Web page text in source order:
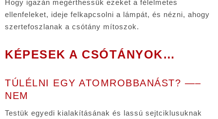
Hogy igazán megérthessük ezeket a félelmetes
ellenfeleket, ideje felkapcsolni a lámpát, és nézni, ahogy
szertefoszlanak a csótány mítoszok.
KÉPESEK A CSÓTÁNYOK…
TÚLÉLNI EGY ATOMROBBANÁST? —–
NEM
Testük egyedi kialakításának és lassú sejtciklusuknak